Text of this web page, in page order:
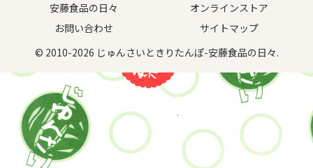
安藤食品の日々
オンラインストア
お問い合わせ
サイトマップ
© 2010-2026 じゅんさいときりたんぽ-安藤食品の日々.